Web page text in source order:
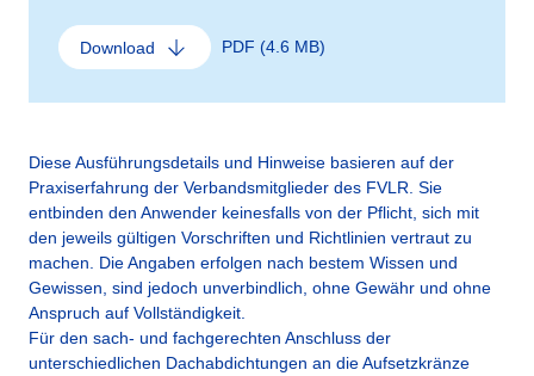
Download PDF (4.6 MB)
Diese Ausführungsdetails und Hinweise basieren auf der
Praxiserfahrung der Verbandsmitglieder des FVLR. Sie
entbinden den Anwender keinesfalls von der Pflicht, sich mit
den jeweils gültigen Vorschriften und Richtlinien vertraut zu
machen. Die Angaben erfolgen nach bestem Wissen und
Gewissen, sind jedoch unverbindlich, ohne Gewähr und ohne
Anspruch auf Vollständigkeit.
Für den sach- und fachgerechten Anschluss der
unterschiedlichen Dachabdichtungen an die Aufsetzkränze